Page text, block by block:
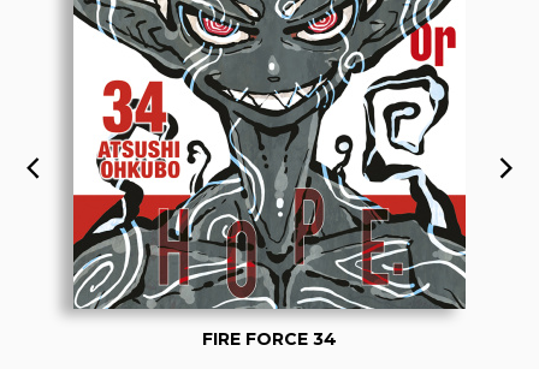
FIRE FORCE 34